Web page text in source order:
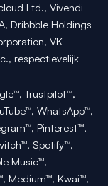
Ltd., Vivendi
Dribbble Holdings
VK
respectievelijk
Trustpilot™,
WhatsApp™,
Pinterest™,
Spotify™,
Music™,
Medium™, Kwai™,